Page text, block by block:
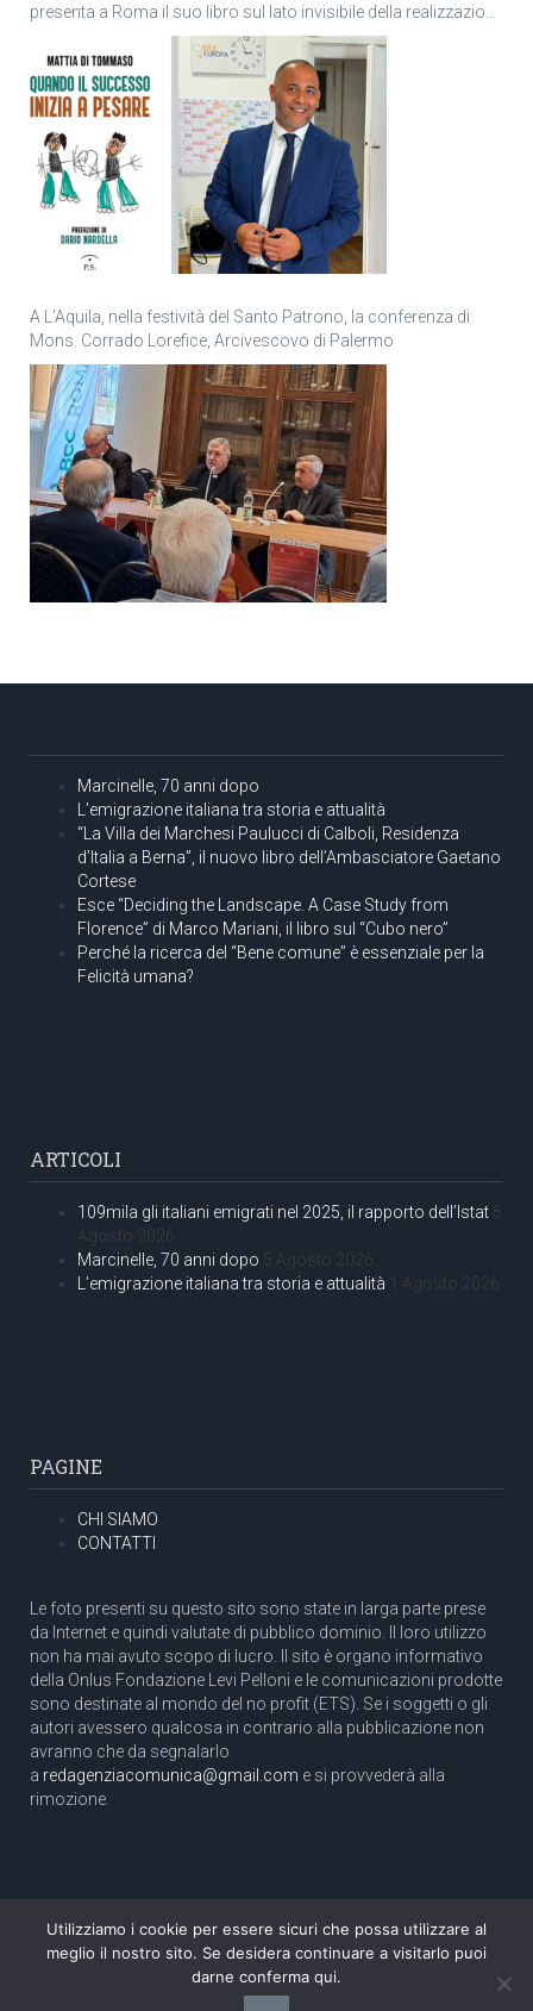
presenta a Roma il suo libro sul lato invisibile della realizzazione
A L’Aquila, nella festività del Santo Patrono, la conferenza di
Mons. Corrado Lorefice, Arcivescovo di Palermo
Marcinelle, 70 anni dopo
L’emigrazione italiana tra storia e attualità
“La Villa dei Marchesi Paulucci di Calboli, Residenza
d’Italia a Berna”, il nuovo libro dell’Ambasciatore Gaetano
Cortese
Esce “Deciding the Landscape. A Case Study from
Florence” di Marco Mariani, il libro sul “Cubo nero”
Perché la ricerca del “Bene comune” è essenziale per la
Felicità umana?
ARTICOLI
109mila gli italiani emigrati nel 2025, il rapporto dell’Istat 5
Agosto 2026
Marcinelle, 70 anni dopo 5 Agosto 2026
L’emigrazione italiana tra storia e attualità 1 Agosto 2026
PAGINE
CHI SIAMO
CONTATTI
Le foto presenti su questo sito sono state in larga parte prese
da Internet e quindi valutate di pubblico dominio. Il loro utilizzo
non ha mai avuto scopo di lucro. Il sito è organo informativo
della Onlus Fondazione Levi Pelloni e le comunicazioni prodotte
sono destinate al mondo del no profit (ETS). Se i soggetti o gli
autori avessero qualcosa in contrario alla pubblicazione non
avranno che da segnalarlo
a redagenziacomunica@gmail.com e si provvederà alla
rimozione.
Copyright 2003 com.unica - Tutti i diritti riservati
Aut. Tribunale di Roma N. 466/2003 dell'11/11/2003
Direttore responsabile: Pino Pelloni [direttore@agenziacomunica.net]
Utilizziamo i cookie per essere sicuri che possa utilizzare al
meglio il nostro sito. Se desidera continuare a visitarlo puoi
darne conferma qui.